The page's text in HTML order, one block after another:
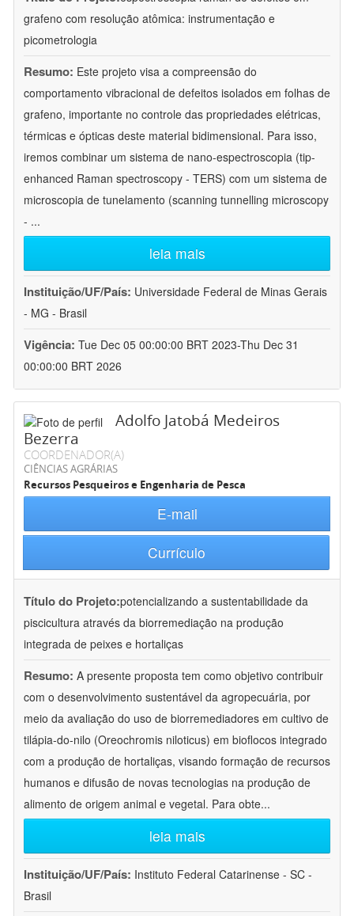
grafeno com resolução atômica: instrumentação e
picometrologia
Resumo: Este projeto visa a compreensão do
comportamento vibracional de defeitos isolados em folhas de
grafeno, importante no controle das propriedades elétricas,
térmicas e ópticas deste material bidimensional. Para isso,
iremos combinar um sistema de nano-espectroscopia (tip-
enhanced Raman spectroscopy - TERS) com um sistema de
microscopia de tunelamento (scanning tunnelling microscopy
- ...
leia mais
Instituição/UF/País: Universidade Federal de Minas Gerais
- MG - Brasil
Vigência: Tue Dec 05 00:00:00 BRT 2023-Thu Dec 31
00:00:00 BRT 2026
Adolfo Jatobá Medeiros
Bezerra
COORDENADOR(A)
CIÊNCIAS AGRÁRIAS
Recursos Pesqueiros e Engenharia de Pesca
E-mail
Currículo
Título do Projeto:potencializando a sustentabilidade da
piscicultura através da biorremediação na produção
integrada de peixes e hortaliças
Resumo: A presente proposta tem como objetivo contribuir
com o desenvolvimento sustentável da agropecuária, por
meio da avaliação do uso de biorremediadores em cultivo de
tilápia-do-nilo (Oreochromis niloticus) em bioflocos integrado
com a produção de hortaliças, visando formação de recursos
humanos e difusão de novas tecnologias na produção de
alimento de origem animal e vegetal. Para obte...
leia mais
Instituição/UF/País: Instituto Federal Catarinense - SC -
Brasil